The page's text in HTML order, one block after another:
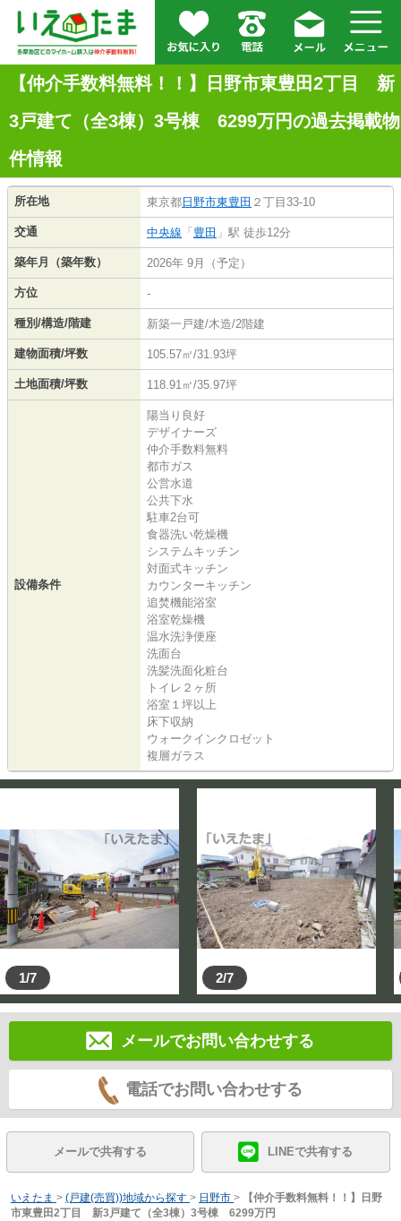
【仲介手数料無料！！】日野市東豊田2丁目 新
3戸建て（全3棟）3号棟 6299万円の過去掲載物
件情報
所在地 東京都 日野市東豊田 ２丁目33-10
交通 中央線 「 豊田 」駅 徒歩12分
築年月（築年数） 2026年 9月（予定）
方位 -
種別/構造/階建 新築一戸建/木造/2階建
建物面積/坪数 105.57㎡/31.93坪
土地面積/坪数 118.91㎡/35.97坪
設備条件
陽当り良好
デザイナーズ
仲介手数料無料
都市ガス
公営水道
公共下水
駐車2台可
食器洗い乾燥機
システムキッチン
対面式キッチン
カウンターキッチン
追焚機能浴室
浴室乾燥機
温水洗浄便座
洗面台
洗髪洗面化粧台
トイレ２ヶ所
浴室１坪以上
床下収納
ウォークインクロゼット
複層ガラス
1/7 2/7
メールでお問い合わせする
電話でお問い合わせする
メールで共有する LINEで共有する
いえたま > (戸建(売買))地域から探す > 日野市 >
【仲介手数料無料！！】日野
市東豊田2丁目 新3戸建て（全3棟）3号棟 6299万円